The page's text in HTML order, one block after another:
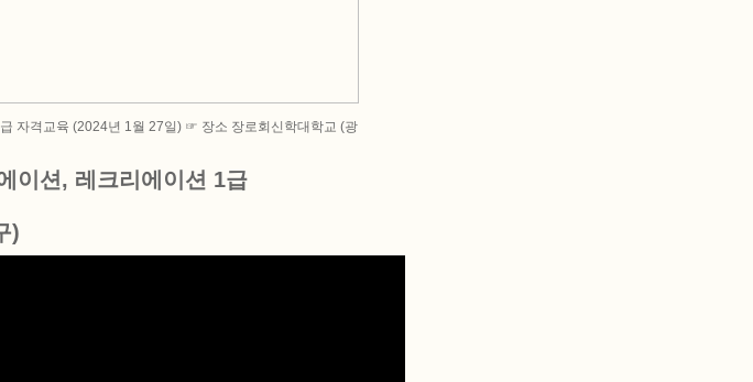
자격교육 (2024년 1월 27일) ☞ 장소 장로회신학대학교 (광
이션, 레크리에이션 1급
)